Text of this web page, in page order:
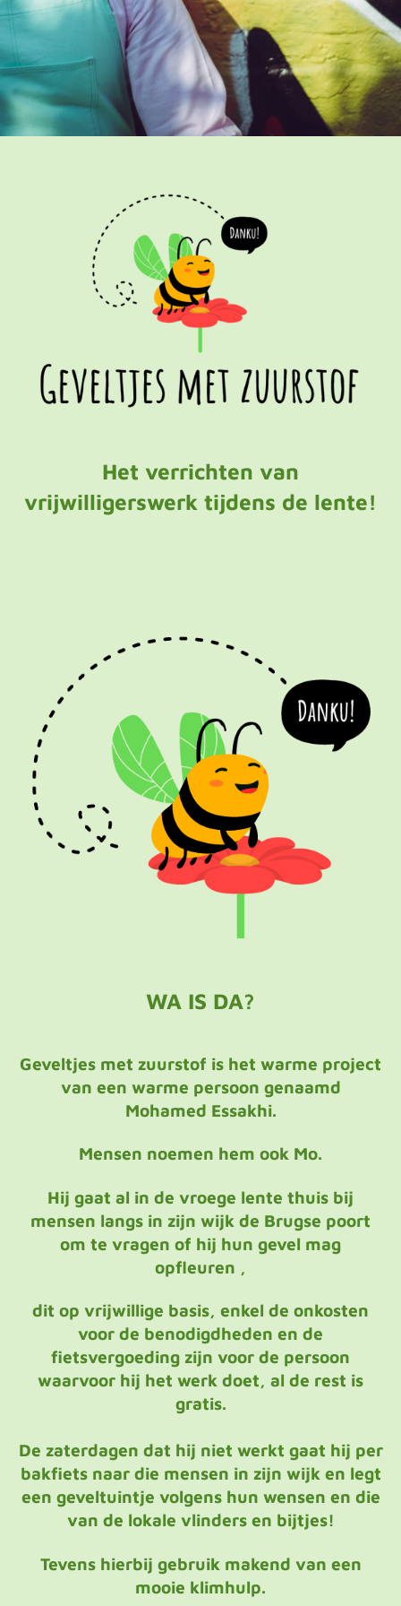
Het verrichten van
vrijwilligerswerk tijdens de lente!
WA IS DA?
Geveltjes met zuurstof is het warme project
van een warme persoon genaamd
Mohamed Essakhi.
Mensen noemen hem ook Mo.
Hij gaat al in de vroege lente thuis bij
mensen langs in zijn wijk de Brugse poort
om te vragen of hij hun gevel mag
opfleuren ,
dit op vrijwillige basis, enkel de onkosten
voor de benodigdheden en de
fietsvergoeding zijn voor de persoon
waarvoor hij het werk doet, al de rest is
gratis.
De zaterdagen dat hij niet werkt gaat hij per
bakfiets naar die mensen in zijn wijk en legt
een geveltuintje volgens hun wensen en die
van de lokale vlinders en bijtjes!
Tevens hierbij gebruik makend van een
mooie klimhulp.